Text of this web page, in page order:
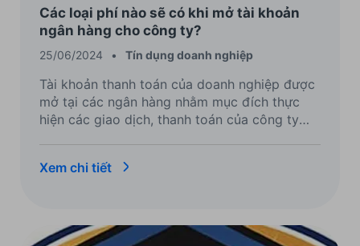
Các loại phí nào sẽ có khi mở tài khoản
ngân hàng cho công ty?
25/06/2024 • Tín dụng doanh nghiệp
Tài khoản thanh toán của doanh nghiệp được
mở tại các ngân hàng nhằm mục đích thực
hiện các giao dịch, thanh toán của công ty
bằng. Vậy làm sao để đăng ký mở tài khoản
Xem chi tiết